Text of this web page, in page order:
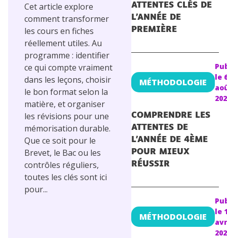
Cet article explore
comment transformer
les cours en fiches
réellement utiles. Au
programme : identifier
ce qui compte vraiment
dans les leçons, choisir
le bon format selon la
matière, et organiser
les révisions pour une
mémorisation durable.
Que ce soit pour le
Brevet, le Bac ou les
contrôles réguliers,
toutes les clés sont ici
pour...
ATTENTES CLÉS DE
L’ANNÉE DE
PREMIÈRE
COMPRENDRE LES
ATTENTES DE
L’ANNÉE DE 4ÈME
POUR MIEUX
RÉUSSIR
MÉTHODOLOGIE
le
MÉTHODOLOGIE
le